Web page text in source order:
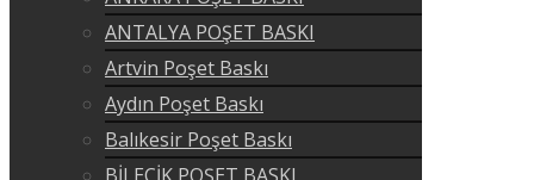
ANTALYA POŞET BASKI
Artvin Poşet Baskı
Aydın Poşet Baskı
Balıkesir Poşet Baskı
BİLECİK POŞET BASKI